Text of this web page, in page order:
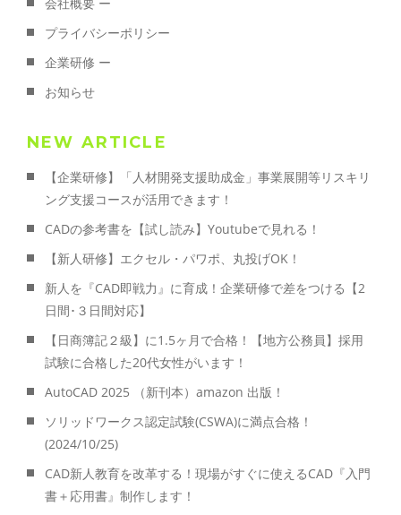
会社概要 ー
プライバシーポリシー
企業研修 ー
お知らせ
NEW ARTICLE
【企業研修】「人材開発支援助成金」事業展開等リスキリ
ング支援コースが活用できます！
CADの参考書を【試し読み】Youtubeで見れる！
【新人研修】エクセル・パワポ、丸投げOK！
新人を『CAD即戦力』に育成！企業研修で差をつける【2
日間･３日間対応】
【日商簿記２級】に1.5ヶ月で合格！【地方公務員】採用
試験に合格した20代女性がいます！
AutoCAD 2025 （新刊本）amazon 出版！
ソリッドワークス認定試験(CSWA)に満点合格！
(2024/10/25)
CAD新人教育を改革する！現場がすぐに使えるCAD『入門
書＋応用書』制作します！